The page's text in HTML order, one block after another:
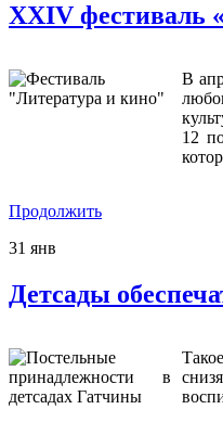
XXIV фестиваль
В
12
Продолжить
31 янв
Детсады